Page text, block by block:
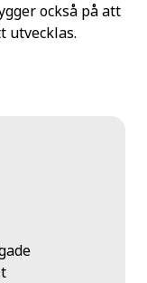
också på att
utvecklas.